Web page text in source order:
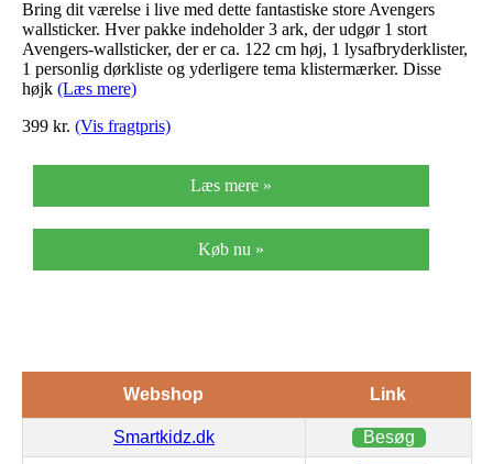
Bring dit værelse i live med dette fantastiske store Avengers
wallsticker. Hver pakke indeholder 3 ark, der udgør 1 stort
Avengers-wallsticker, der er ca. 122 cm høj, 1 lysafbryderklister,
1 personlig dørkliste og yderligere tema klistermærker. Disse
højk (Læs mere)
399 kr. (Vis fragtpris)
Læs mere »
Køb nu »
Webshop Link
Smartkidz.dk Besøg